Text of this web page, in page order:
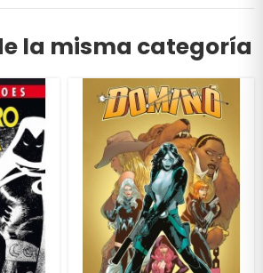
la misma categoría